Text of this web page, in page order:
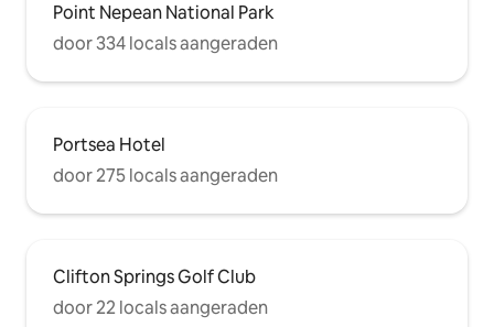
Point Nepean National Park
door 334 locals aangeraden
Portsea Hotel
door 275 locals aangeraden
Clifton Springs Golf Club
door 22 locals aangeraden